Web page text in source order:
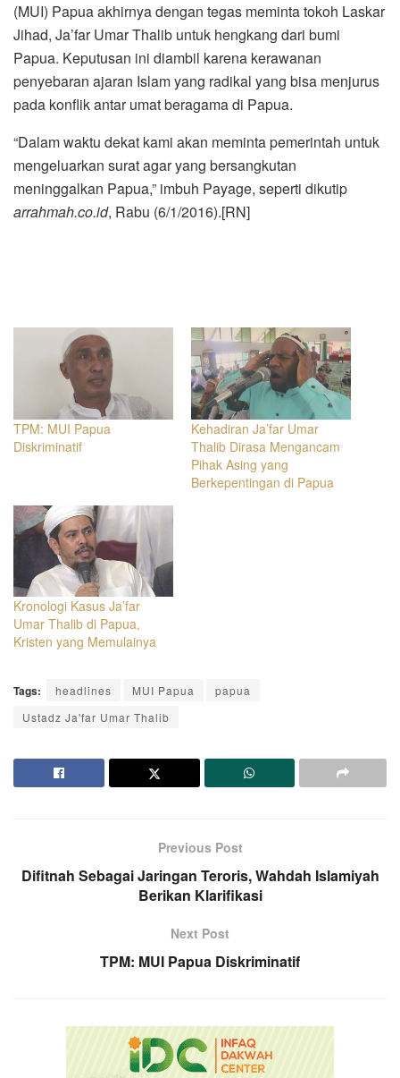
(MUI) Papua akhirnya dengan tegas meminta tokoh Laskar
Jihad, Ja’far Umar Thalib untuk hengkang dari bumi
Papua. Keputusan ini diambil karena kerawanan
penyebaran ajaran Islam yang radikal yang bisa menjurus
pada konflik antar umat beragama di Papua.
“Dalam waktu dekat kami akan meminta pemerintah untuk
mengeluarkan surat agar yang bersangkutan
meninggalkan Papua,” imbuh Payage, seperti dikutip
arrahmah.co.id, Rabu (6/1/2016).[RN]
TPM: MUI Papua
Diskriminatif
Kehadiran Ja’far Umar
Thalib Dirasa Mengancam
Pihak Asing yang
Berkepentingan di Papua
Kronologi Kasus Ja’far
Umar Thalib di Papua,
Kristen yang Memulainya
Tags: headlines MUI Papua
papua
Ustadz Ja'far Umar Thalib
Previous Post
Difitnah Sebagai Jaringan Teroris, Wahdah Islamiyah
Berikan Klarifikasi
Next Post
TPM: MUI Papua Diskriminatif